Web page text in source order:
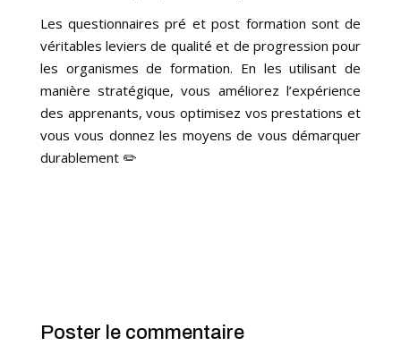
Les questionnaires pré et post formation sont de
véritables leviers de qualité et de progression pour
les organismes de formation. En les utilisant de
manière stratégique, vous améliorez l’expérience
des apprenants, vous optimisez vos prestations et
vous vous donnez les moyens de vous démarquer
durablement ✏️
Poster le commentaire